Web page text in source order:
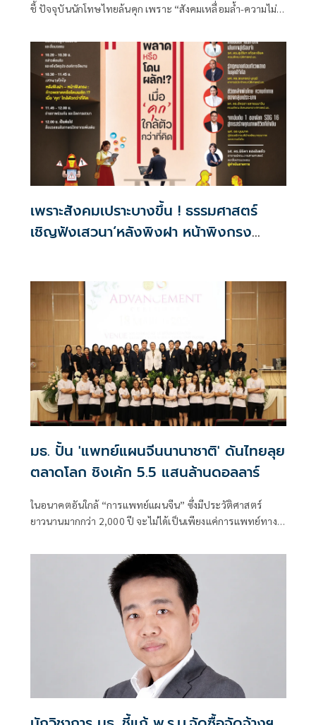
ชี้ ปัจจุบันนักโทษไทยล้นคุก เพราะ “สังคมเหลื่อมล้ำ-ความไม่รู้
เพราะสังคมเปราะบางขึ้น ! ธรรมศาสตร์
เชิญฟังเสวนา‘หลังพิงฝา หน้าพิงกรง
มธ. ปั้น 'แพทย์แผนจีนนานาชาติ' ดันไทยลุย
ตลาดโลก ชิงเค้ก 5.5 แสนล้านดอลลาร์
ในอนาคตอันใกล้ “การแพทย์แผนจีน” ซึ่งมีประวัติศาสตร์
ยาวนานมากกว่า 2,000 ปี จะไม่ได้เป็นเพียงแค่การแพทย์ทาง
ควบคู่กับแพทย์แผนปัจจุบัน